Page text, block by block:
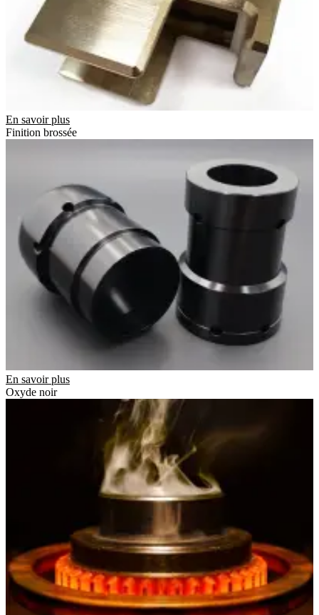
En savoir plus
Finition brossée
En savoir plus
Oxyde noir